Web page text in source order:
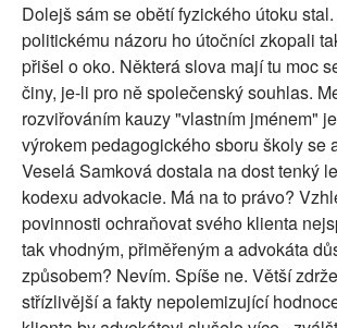
Dolejš sám se obětí fyzického útoku
politickému názoru ho útočníci zkopali
přišel o oko. Některá slova mají tu moc
činy, je-li pro ně společenský souhlas.
rozviřováním kauzy "vlastním jménem"
výrokem pedagogického sboru školy se
Veselá Samková dostala na dost tenký
kodexu advokacie. Má na to právo?
povinnosti ochraňovat svého klienta
tak vhodným, přiměřeným a advokáta
způsobem? Nevím. Spíše ne. Větší
střízlivější a fakty nepolemizující